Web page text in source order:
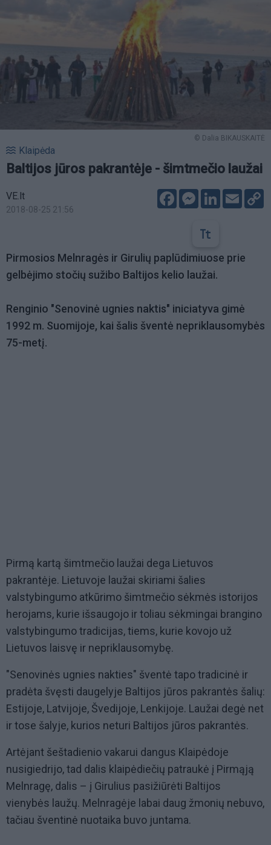
© Dalia BIKAUSKAITĖ
Klaipėda
Baltijos jūros pakrantėje - šimtmečio laužai
VE.lt
2018-08-25 21:56
FacebookMessenger
LinkedIn
Email
Pirmosios Melnragės ir Girulių paplūdimiuose prie
gelbėjimo stočių sužibo Baltijos kelio laužai.
Renginio "Senovinė ugnies naktis" iniciatyva gimė
1992 m. Suomijoje, kai šalis šventė nepriklausomybės
75-metį.
Pirmą kartą šimtmečio laužai dega Lietuvos
pakrantėje. Lietuvoje laužai skiriami šalies
valstybingumo atkūrimo šimtmečio sėkmės istorijos
herojams, kurie išsaugojo ir toliau sėkmingai brangino
valstybingumo tradicijas, tiems, kurie kovojo už
Lietuvos laisvę ir nepriklausomybę.
"Senovinės ugnies nakties" šventė tapo tradicinė ir
pradėta švęsti daugelyje Baltijos jūros pakrantės šalių:
Estijoje, Latvijoje, Švedijoje, Lenkijoje. Laužai degė net
ir tose šalyje, kurios neturi Baltijos jūros pakrantės.
Artėjant šeštadienio vakarui dangus Klaipėdoje
nusigiedrijo, tad dalis klaipėdiečių patraukė į Pirmąją
Melnragę, dalis – į Girulius pasižiūrėti Baltijos
vienybės laužų. Melnragėje labai daug žmonių nebuvo,
tačiau šventinė nuotaika buvo juntama.